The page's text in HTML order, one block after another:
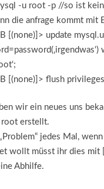
-u root -p //so ist
die anfrage kommt mit
[(none)]> update
[(none)]> flush
wir ein neues uns
root erstellt.
jedes Mal,
wollt müsst ihr dies mit
Abhilfe.